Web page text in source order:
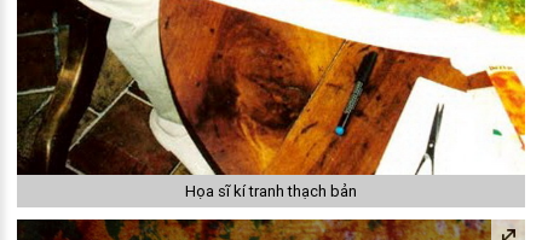
Họa sĩ kí tranh thạch bản